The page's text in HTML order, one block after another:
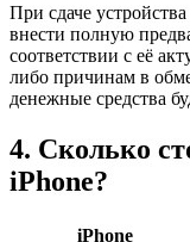
При сдаче
внести полную
соответствии с её
либо причинам в
денежные средства
4. Сколько
iPhone?
iPhone